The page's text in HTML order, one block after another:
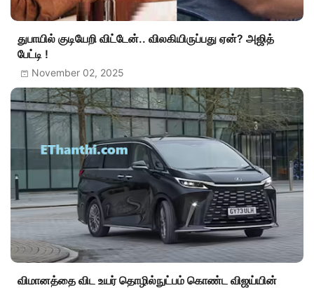
துபாயில் குடியேறி விட்டேன்.. விலகியிருப்பது ஏன்? அஜித்
பேட்டி !
November 02, 2025
விமானத்தை விட உயர் தொழில்நுட்பம் கொண்ட விஜய்யின்